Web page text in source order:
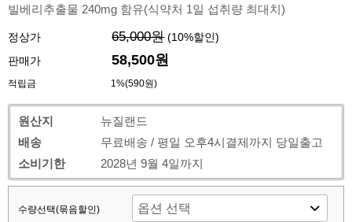
빌베리추출물 240mg 함유(식약처 1일 섭취량 최대치)
정상가 65,000원 (10%할인)
판매가
58,500원
적립금 1%(590원)
원산지
뉴질랜드
배송
무료배송 / 평일 오후4시결제까지 당일출고
소비기한
2028년 9월 4일까지
수량선택(묶음할인)